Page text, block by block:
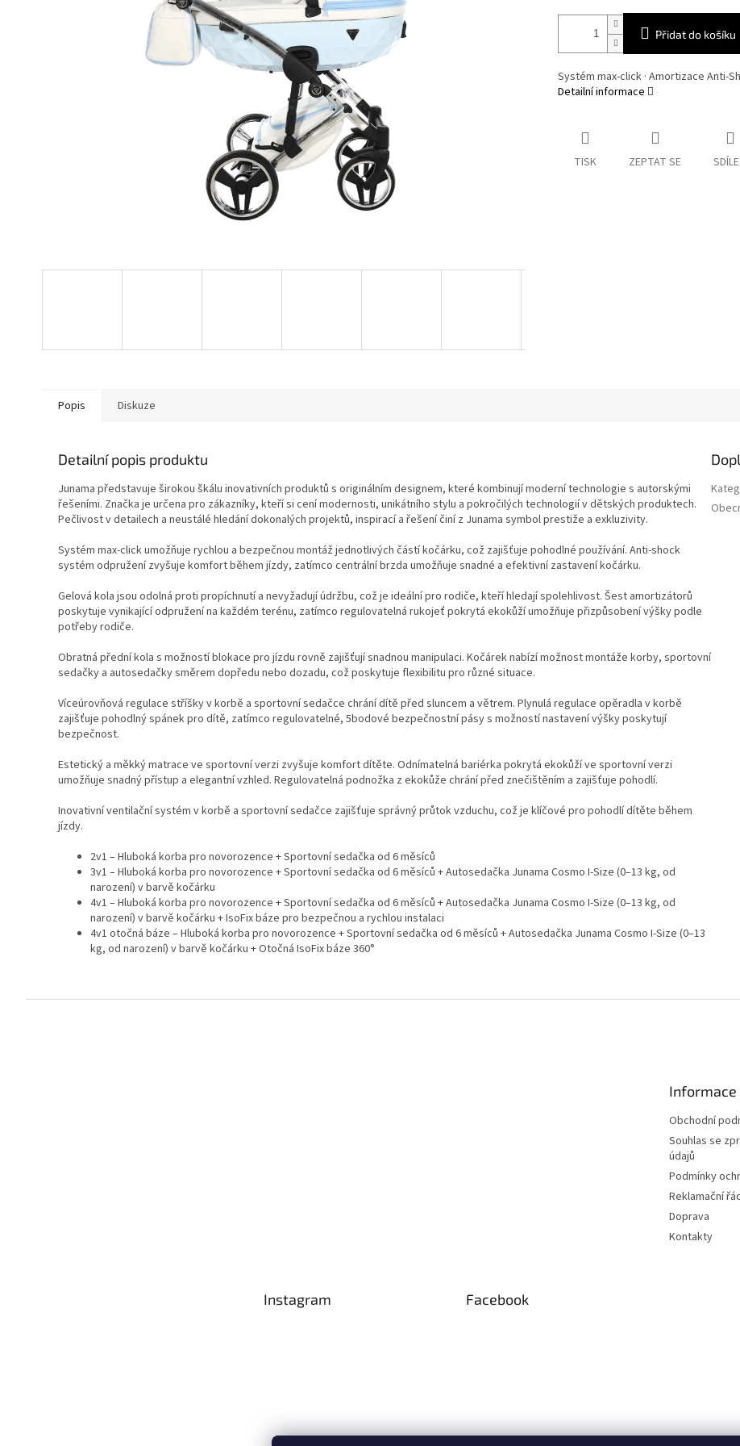
Přidat do košíku
Systém max-click · Amortizace Anti-
Detailní informace
TISK ZEPTAT SE
Popis Diskuze
Detailní popis produktu
Junama představuje širokou škálu inovativních produktů s originálním designem, které kombinují moderní technologie s autorskými
řešeními. Značka je určena pro zákazníky, kteří si cení modernosti, unikátního stylu a pokročilých technologií v dětských produktech.
Pečlivost v detailech a neustálé hledání dokonalých projektů, inspirací a řešení činí z Junama symbol prestiže a exkluzivity.
Systém max-click umožňuje rychlou a bezpečnou montáž jednotlivých částí kočárku, což zajišťuje pohodlné používání. Anti-shock
systém odpružení zvyšuje komfort během jízdy, zatímco centrální brzda umožňuje snadné a efektivní zastavení kočárku.
Gelová kola jsou odolná proti propíchnutí a nevyžadují údržbu, což je ideální pro rodiče, kteří hledají spolehlivost. Šest amortizátorů
poskytuje vynikající odpružení na každém terénu, zatímco regulovatelná rukojeť pokrytá ekokůží umožňuje přizpůsobení výšky podle
potřeby rodiče.
Obratná přední kola s možností blokace pro jízdu rovně zajišťují snadnou manipulaci. Kočárek nabízí možnost montáže korby, sportovní
sedačky a autosedačky směrem dopředu nebo dozadu, což poskytuje flexibilitu pro různé situace.
Víceúrovňová regulace stříšky v korbě a sportovní sedačce chrání dítě před sluncem a větrem. Plynulá regulace opěradla v korbě
zajišťuje pohodlný spánek pro dítě, zatímco regulovatelné, 5bodové bezpečnostní pásy s možností nastavení výšky poskytují
bezpečnost.
Estetický a měkký matrace ve sportovní verzi zvyšuje komfort dítěte. Odnímatelná bariérka pokrytá ekokůží ve sportovní verzi
umožňuje snadný přístup a elegantní vzhled. Regulovatelná podnožka z ekokůže chrání před znečištěním a zajišťuje pohodlí.
Inovativní ventilační systém v korbě a sportovní sedačce zajišťuje správný průtok vzduchu, což je klíčové pro pohodlí dítěte během
jízdy.
2v1 – Hluboká korba pro novorozence + Sportovní sedačka od 6 měsíců
3v1 – Hluboká korba pro novorozence + Sportovní sedačka od 6 měsíců + Autosedačka Junama Cosmo I-Size (0–13 kg, od
narození) v barvě kočárku
4v1 – Hluboká korba pro novorozence + Sportovní sedačka od 6 měsíců + Autosedačka Junama Cosmo I-Size (0–13 kg, od
narození) v barvě kočárku + IsoFix báze pro bezpečnou a rychlou instalaci
4v1 otočná báze – Hluboká korba pro novorozence + Sportovní sedačka od 6 měsíců + Autosedačka Junama Cosmo I-Size (0–13
kg, od narození) v barvě kočárku + Otočná IsoFix báze 360°
Informace
Obchodní
Souhlas se
údajů
Podmínky
Reklamační
Doprava
Kontakty
Instagram Facebook